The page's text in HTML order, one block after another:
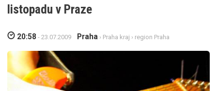
listopadu v Praze
20:58 - 23.07.2009 Praha › Praha kraj › region Praha